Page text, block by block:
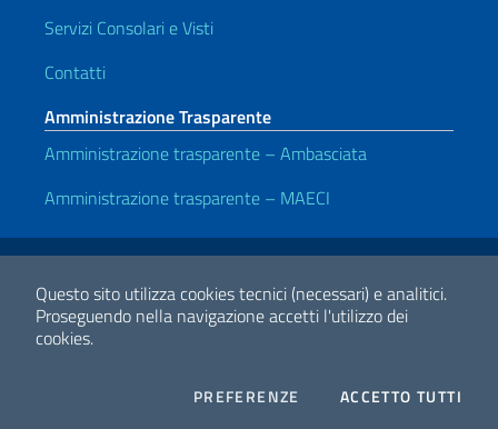
Questo sito utilizza cookies tecnici (necessari) e analitici.
Proseguendo nella navigazione accetti l'utilizzo dei
cookies.
PREFERENZE COOKIESACCETTO TUTTI
Servizi Consolari e Visti
Contatti
Amministrazione Trasparente
Amministrazione trasparente – Ambasciata
Amministrazione trasparente – MAECI
Link Utili